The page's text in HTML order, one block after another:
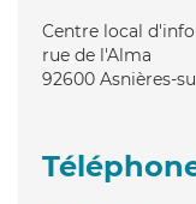
Centre local
rue de l'Alma
92600 Asnières-